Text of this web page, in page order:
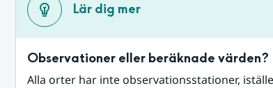
Lär dig mer
Observationer eller beräknade värden?
Alla orter har inte observationsstationer,